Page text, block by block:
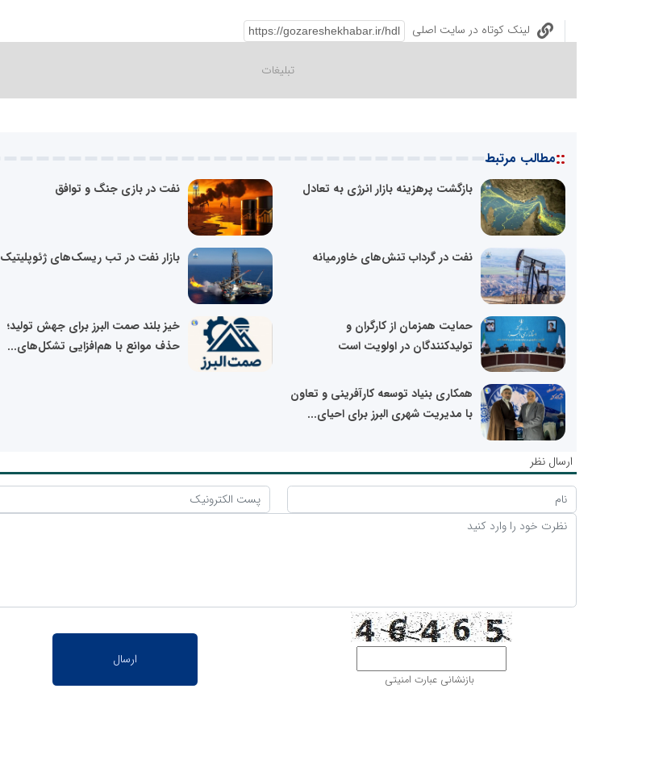
لینک کوتاه در سایت اصلی
::مطالب مرتبط
بازگشت پرهزینه بازار انرژی به تعادل نفت در بازی جنگ و توافق
نفت در گرداب تنش‌های خاورمیانه بازار نفت در تب ریسک‌های ژئوپلیتیک
حمایت همزمان از کارگران و
تولیدکنندگان در اولویت است
خیز بلند صمت البرز برای جهش تولید؛
حذف موانع با هم‌افزایی تشکل‌های...
همکاری بنیاد توسعه کارآفرینی و تعاون
با مدیریت شهری البرز برای احیای...
ارسال نظر
بازنشانی عبارت امنیتی